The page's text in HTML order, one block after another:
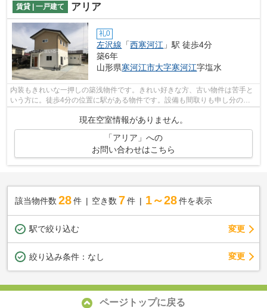
賃貸 | 一戸建て アリア
礼0
左沢線 「西寒河江 」駅 徒歩4分
築6年
山形県寒河江市大字寒河江字塩水
内装もきれいな一押しの築浅物件です。きれい好きな方、古い物件は苦手と
いう方に。徒歩4分の位置に駅がある物件です。設備も間取りも申し分の無
い、快適な住環境のある戸建て物件です...
現在空室情報がありません。
「アリア」への
お問い合わせはこちら
該当物件数 28件 空き数 7 件 1～28 件を表示
駅で絞り込む 変更
絞り込み条件： なし 変更
ページトップに戻る